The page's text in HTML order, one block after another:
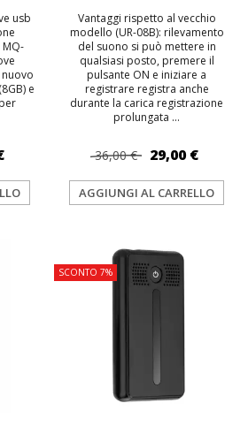
usb
e
Vantaggi rispetto al vecchio
modello (UR-08B): rilevamento
del suono si può mettere in
qualsiasi posto, premere il
pulsante ON e iniziare a
registrare registra anche
durante la carica registrazione
prolungata ...
36,00 € 29,00 €
AGGIUNGI AL CARRELLO
SCONTO 7%